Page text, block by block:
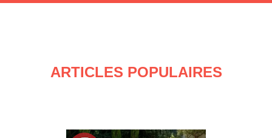
ARTICLES POPULAIRES